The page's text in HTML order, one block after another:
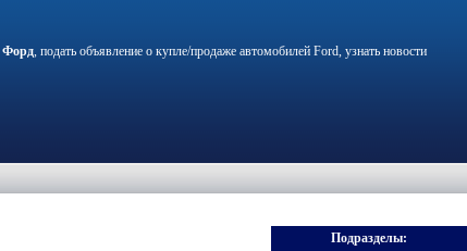
Форд, подать объявление о купле/продаже автомобилей Ford, узнать новости
Подразделы: